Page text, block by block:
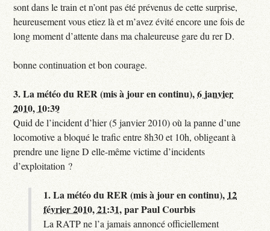
sont dans le train et n’ont pas été prévenus de cette surprise,
heureusement vous etiez là et m’avez évité encore une fois de
long moment d’attente dans ma chaleureuse gare du rer D.
bonne continuation et bon courage.
3.La météo du RER (mis à jour en continu),6 janvier
2010, 10:39
Quid de l’incident d’hier (5 janvier 2010) où la panne d’une
locomotive a bloqué le trafic entre 8h30 et 10h, obligeant à
prendre une ligne D elle-même victime d’incidents
d’exploitation ?
1.La météo du RER (mis à jour en continu), 12
février 2010, 21:31,parPaul Courbis
La RATP ne l’a jamais annoncé officiellement